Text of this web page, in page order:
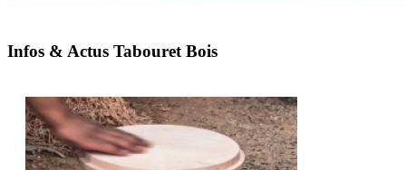
Infos & Actus Tabouret Bois